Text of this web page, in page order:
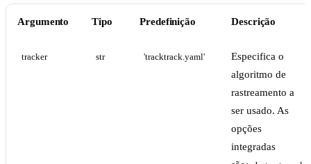
Argumento Tipo Predefinição Descrição
tracker str 'tracktrack.yaml'
Especifica o
algoritmo de
rastreamento a
ser usado. As
opções
integradas